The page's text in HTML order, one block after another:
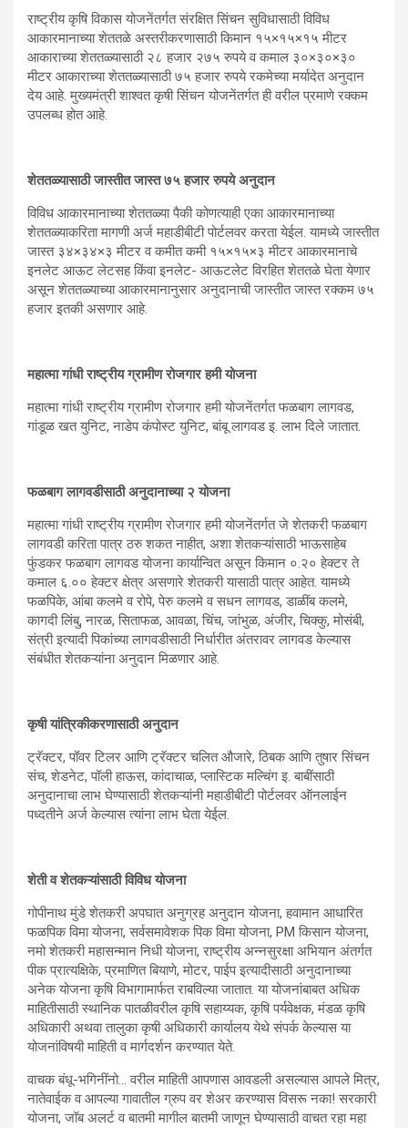
राष्ट्रीय कृषि विकास योजनेंतर्गत संरक्षित सिंचन सुविधासाठी विविध
आकारमानाच्या शेततळे अस्तरीकरणासाठी किमान १५×१५×१५ मीटर
आकाराच्या शेततळ्यासाठी २८ हजार २७५ रुपये व कमाल ३०×३०×३०
मीटर आकाराच्या शेततळ्यासाठी ७५ हजार रुपये रकमेच्या मर्यादेत अनुदान
देय आहे. मुख्यमंत्री शाश्वत कृषी सिंचन योजनेंतर्गत ही वरील प्रमाणे रक्कम
उपलब्ध होत आहे.
शेततळ्यासाठी जास्तीत जास्त ७५ हजार रुपये अनुदान
विविध आकारमानाच्या शेततळ्या पैकी कोणत्याही एका आकारमानाच्या
शेततळ्याकरिता मागणी अर्ज महाडीबीटी पोर्टलवर करता येईल. यामध्ये जास्तीत
जास्त ३४×३४×३ मीटर व कमीत कमी १५×१५×३ मीटर आकारमानाचे
इनलेट आऊट लेटसह किंवा इनलेट- आऊटलेट विरहित शेततळे घेता येणार
असून शेततळ्याच्या आकारमानानुसार अनुदानाची जास्तीत जास्त रक्कम ७५
हजार इतकी असणार आहे.
महात्मा गांधी राष्ट्रीय ग्रामीण रोजगार हमी योजना
महात्मा गांधी राष्ट्रीय ग्रामीण रोजगार हमी योजनेंतर्गत फळबाग लागवड,
गांडूळ खत युनिट, नाडेप कंपोस्ट युनिट, बांबू लागवड इ. लाभ दिले जातात.
फळबाग लागवडीसाठी अनुदानाच्या २ योजना
महात्मा गांधी राष्ट्रीय ग्रामीण रोजगार हमी योजनेंतर्गत जे शेतकरी फळबाग
लागवडी करिता पात्र ठरु शकत नाहीत, अशा शेतकऱ्यांसाठी भाऊसाहेब
फुंडकर फळबाग लागवड योजना कार्यान्वित असून किमान ०.२० हेक्टर ते
कमाल ६.०० हेक्टर क्षेत्र असणारे शेतकरी यासाठी पात्र आहेत. यामध्ये
फळपिके, आंबा कलमे व रोपे, पेरु कलमे व सधन लागवड, डाळींब कलमे,
कागदी लिंबु, नारळ, सिताफळ, आवळा, चिंच, जांभुळ, अंजीर, चिक्कु, मोसंबी,
संत्री इत्यादी पिकांच्या लागवडीसाठी निर्धारीत अंतरावर लागवड केल्यास
संबंधीत शेतकऱ्यांना अनुदान मिळणार आहे.
कृषी यांत्रिकीकरणासाठी अनुदान
ट्रॅक्टर, पॉवर टिलर आणि ट्रॅक्टर चलित औजारे, ठिबक आणि तुषार सिंचन
संच, शेडनेट, पॉली हाऊस, कांदाचाळ, प्लास्टिक मल्चिंग इ. बाबींसाठी
अनुदानाचा लाभ घेण्यासाठी शेतकऱ्यांनी महाडीबीटी पोर्टलवर ऑनलाईन
पध्दतीने अर्ज केल्यास त्यांना लाभ घेता येईल.
शेती व शेतकऱ्यांसाठी विविध योजना
गोपीनाथ मुंडे शेतकरी अपघात अनुग्रह अनुदान योजना, हवामान आधारित
फळपिक विमा योजना, सर्वसमावेशक पिक विमा योजना, PM किसान योजना,
नमो शेतकरी महासन्मान निधी योजना, राष्ट्रीय अन्नसुरक्षा अभियान अंतर्गत
पीक प्रात्यक्षिके, प्रमाणित बियाणे, मोटर, पाईप इत्यादीसाठी अनुदानाच्या
अनेक योजना कृषि विभागामार्फत राबविल्या जातात. या योजनांबाबत अधिक
माहितीसाठी स्थानिक पातळीवरील कृषि सहाय्यक, कृषि पर्यवेक्षक, मंडळ कृषि
अधिकारी अथवा तालुका कृषी अधिकारी कार्यालय येथे संपर्क केल्यास या
योजनांविषयी माहिती व मार्गदर्शन करण्यात येते.
वाचक बंधू-भगिनींनो… वरील माहिती आपणास आवडली असल्यास आपले मित्र,
नातेवाईक व आपल्या गावातील ग्रुप वर शेअर करण्यास विसरू नका! सरकारी
योजना, जॉब अलर्ट व बातमी मागील बातमी जाणून घेण्यासाठी वाचत रहा महा